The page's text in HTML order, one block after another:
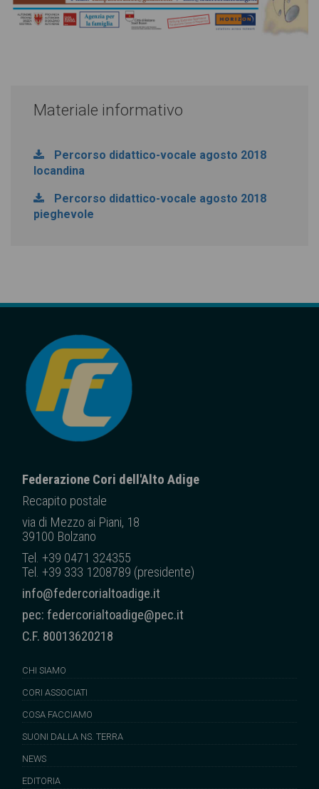
Materiale informativo
Percorso didattico-vocale agosto 2018
locandina
Percorso didattico-vocale agosto 2018
pieghevole
Federazione Cori dell'Alto Adige
Recapito postale
via di Mezzo ai Piani, 18
39100 Bolzano
Tel. +39 0471 324355
Tel. +39 333 1208789 (presidente)
info@federcorialtoadige.it
pec: federcorialtoadige@pec.it
C.F. 80013620218
CHI SIAMO
CORI ASSOCIATI
COSA FACCIAMO
SUONI DALLA NS. TERRA
NEWS
EDITORIA